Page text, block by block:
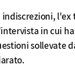
indiscrezioni, l'ex
in cui
sollevate